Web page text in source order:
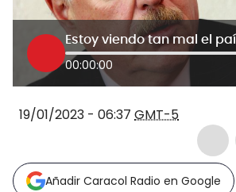
00:00:00
19/01/2023 - 06:37 GMT-5
Añadir Caracol Radio en Google